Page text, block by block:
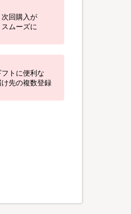
次回購入が
スムーズに
フトに便利な
け先の複数登録